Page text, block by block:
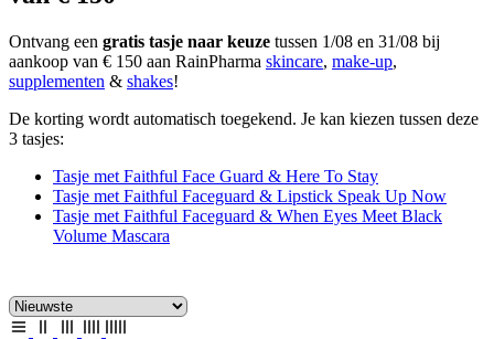
Ontvang een gratis tasje naar keuze tussen 1/08 en 31/08 bij
aankoop van € 150 aan RainPharma skincare, make-up,
supplementen & shakes!
De korting wordt automatisch toegekend. Je kan kiezen tussen deze
3 tasjes:
Tasje met Faithful Face Guard & Here To Stay
Tasje met Faithful Faceguard & Lipstick Speak Up Now
Tasje met Faithful Faceguard & When Eyes Meet Black
Volume Mascara